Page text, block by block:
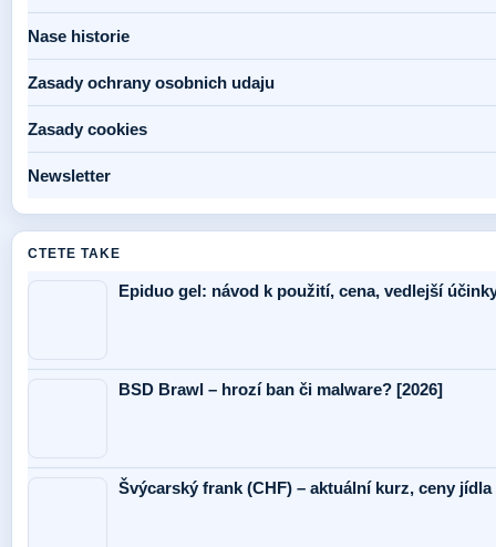
Nase historie
Zasady ochrany osobnich udaju
Zasady cookies
Newsletter
CTETE TAKE
Epiduo gel: návod k použití, cena, vedlejší
BSD Brawl – hrozí ban či malware? [2026]
Švýcarský frank (CHF) – aktuální kurz, ceny jídla